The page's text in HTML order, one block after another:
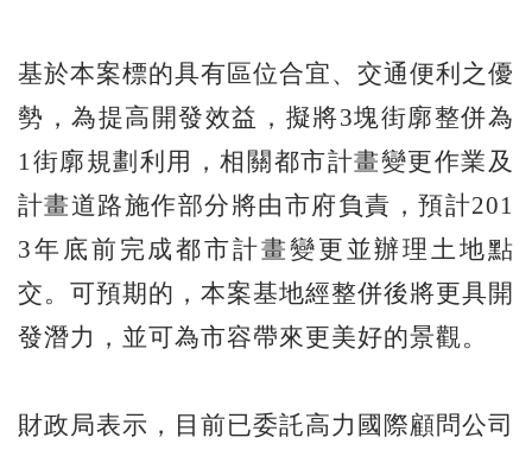
基於本案標的具有區位合宜、交通便利之優
勢，為提高開發效益，擬將3塊街廓整併為
1街廓規劃利用，相關都市計畫變更作業及
計畫道路施作部分將由市府負責，預計201
3年底前完成都市計畫變更並辦理土地點
交。可預期的，本案基地經整併後將更具開
發潛力，並可為市容帶來更美好的景觀。
財政局表示，目前已委託高力國際顧問公司